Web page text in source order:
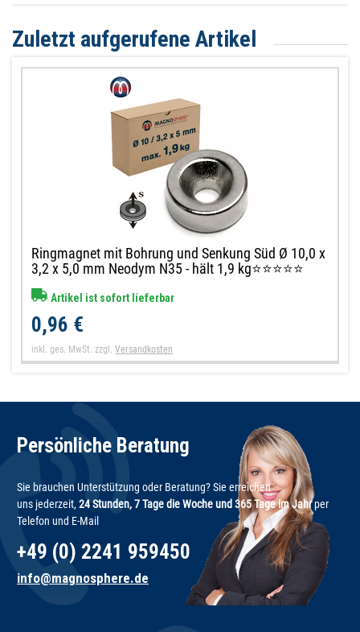
Zuletzt aufgerufene Artikel
Ringmagnet mit Bohrung und Senkung Süd Ø 10,0 x
3,2 x 5,0 mm Neodym N35 - hält 1,9 kg⭐⭐⭐⭐⭐
Artikel ist sofort lieferbar
0,96 €
inkl. ges. MwSt. zzgl.Versandkosten
Persönliche Beratung
Sie brauchen Unterstützung oder Beratung? Sie erreichen
uns jederzeit, 24 Stunden, 7 Tage die Woche und 365 Tage im Jahrper
Telefon und E-Mail
+49 (0) 2241 959450
info@magnosphere.de